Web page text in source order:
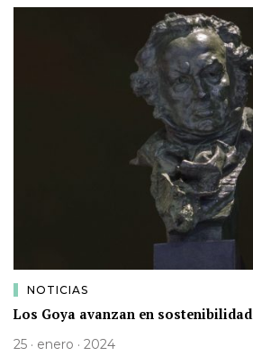
NOTICIAS
Los Goya avanzan en sostenibilidad
25 · enero · 2024